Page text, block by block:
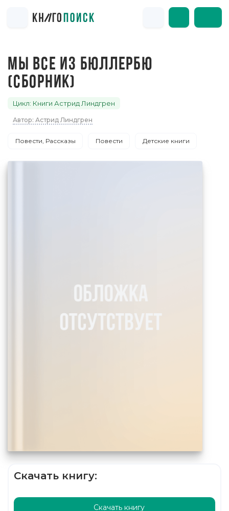
МЫ ВСЕ ИЗ БЮЛЛЕРБЮ
(СБОРНИК)
Цикл: Книги Астрид Линдгрен
Автор: Астрид Линдгрен
Повести, Рассказы Повести Детские книги
Скачать книгу:
Скачать книгу